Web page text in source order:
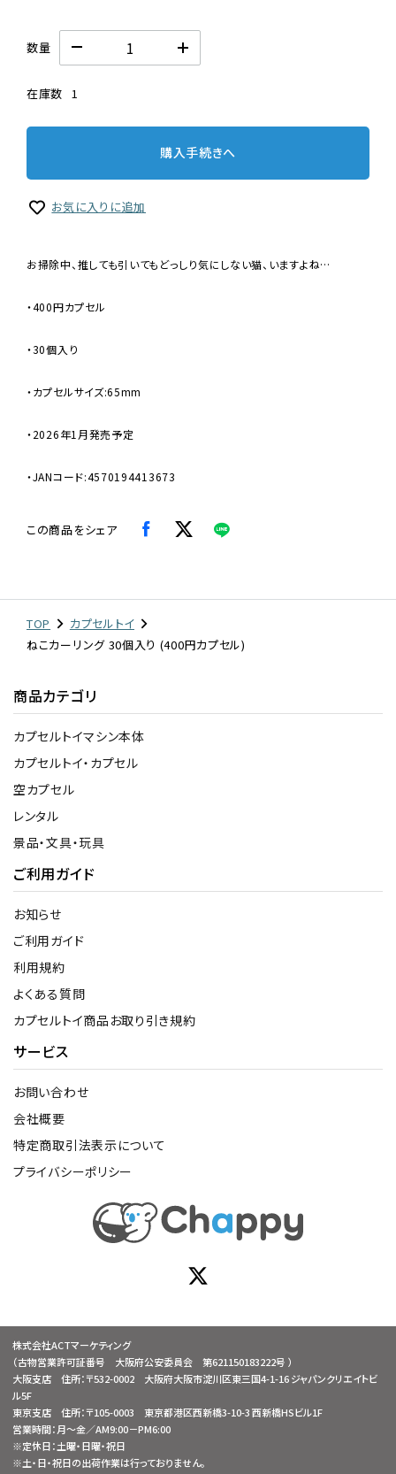
数量
在庫数 1
購入手続きへ
お気に入りに追加
お掃除中、推しても引いてもどっしり気にしない猫、いますよね…
・400円カプセル
・30個入り
・カプセルサイズ:65mm
・2026年1月発売予定
・JANコード:4570194413673
この商品をシェア
TOP
カプセルトイ
ねこカーリング 30個入り (400円カプセル)
商品カテゴリ
カプセルトイマシン本体
カプセルトイ・カプセル
空カプセル
レンタル
景品・文具・玩具
ご利用ガイド
お知らせ
ご利用ガイド
利用規約
よくある質問
カプセルトイ商品お取り引き規約
サービス
お問い合わせ
会社概要
特定商取引法表示について
プライバシーポリシー
株式会社ACTマーケティング
（古物営業許可証番号 大阪府公安委員会 第621150183222号 ）
大阪支店 住所：〒532-0002 大阪府大阪市淀川区東三国4-1-16 ジャパンクリエイトビ
ル5F
東京支店 住所：〒105-0003 東京都港区西新橋3-10-3 西新橋HSビル1F
営業時間：月～金／AM9:00－PM6:00
※定休日：土曜・日曜・祝日
※土・日・祝日の出荷作業は行っておりません。